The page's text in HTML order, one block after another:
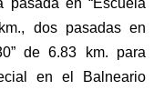
dos pasadas en
de 6.83 km. para
en el Balneario